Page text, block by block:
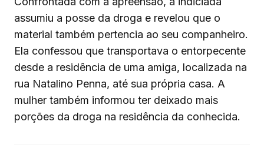
assumiu a posse da droga e revelou que o
material também pertencia ao seu companheiro.
Ela confessou que transportava o entorpecente
desde a residência de uma amiga, localizada na
rua Natalino Penna, até sua própria casa. A
mulher também informou ter deixado mais
porções da droga na residência da conhecida.